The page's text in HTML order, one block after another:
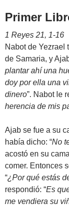
Primer
1 Reyes 21, 1-16
Nabot de Yezrael
de Samaria, y
plantar ahí una
doy por ella una
dinero”. Nabot le
herencia de mis
Ajab se fue a su
había dicho: “No
acostó en su
comer. Entonces
“¿Por qué estás
respondió: “Es
me vendiera su